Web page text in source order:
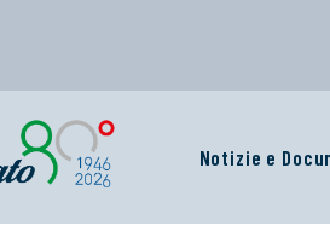
Notizie e